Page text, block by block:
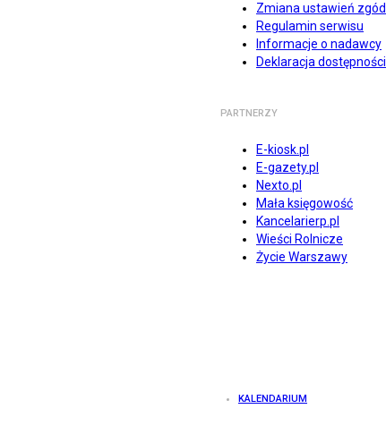
Zmiana ustawień zgód
Regulamin serwisu
Informacje o nadawcy
Deklaracja dostępności
PARTNERZY
E-kiosk.pl
E-gazety.pl
Nexto.pl
Mała księgowość
Kancelarierp.pl
Wieści Rolnicze
Życie Warszawy
KALENDARIUM